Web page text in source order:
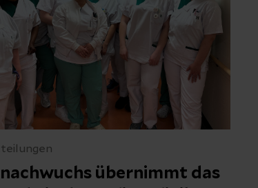
übernimmt das